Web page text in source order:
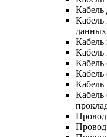
Кабель
Кабель
Кабель
Кабель
Кабель
Кабель
Кабель
Провод